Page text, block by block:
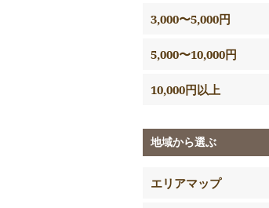
3,000〜5,000円
5,000〜10,000円
10,000円以上
地域から選ぶ
エリアマップ